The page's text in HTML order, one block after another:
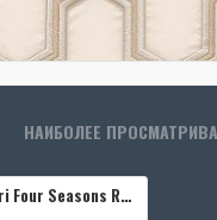
НАИБОЛЕЕ
Alessandro Allori Four Seasons RST1603-2